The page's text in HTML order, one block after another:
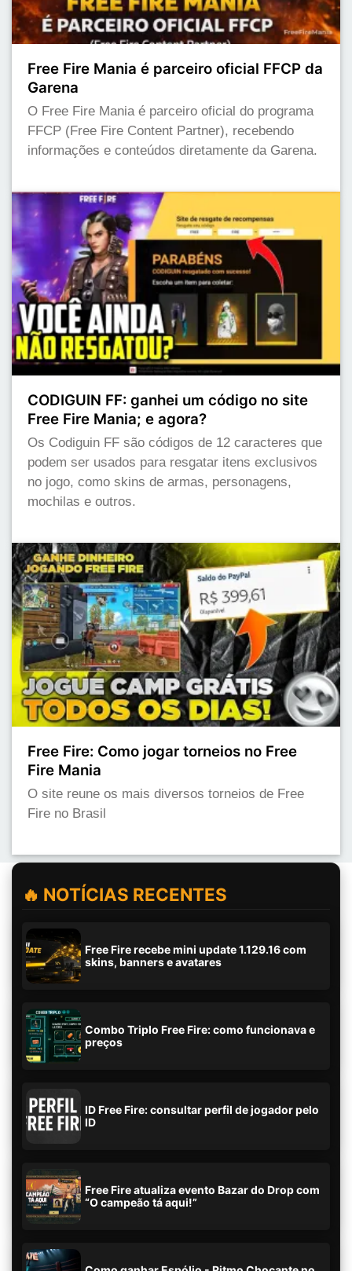
Free Fire Mania é parceiro oficial FFCP da
Garena
O Free Fire Mania é parceiro oficial do programa
FFCP (Free Fire Content Partner), recebendo
informações e conteúdos diretamente da Garena.
CODIGUIN FF: ganhei um código no site
Free Fire Mania; e agora?
Os Codiguin FF são códigos de 12 caracteres que
podem ser usados para resgatar itens exclusivos
no jogo, como skins de armas, personagens,
mochilas e outros.
Free Fire: Como jogar torneios no Free
Fire Mania
O site reune os mais diversos torneios de Free
Fire no Brasil
🔥 NOTÍCIAS RECENTES
Free Fire recebe mini update 1.129.16 com
skins, banners e avatares
Combo Triplo Free Fire: como funcionava e
preços
ID Free Fire: consultar perfil de jogador pelo
ID
Free Fire atualiza evento Bazar do Drop com
“O campeão tá aqui!”